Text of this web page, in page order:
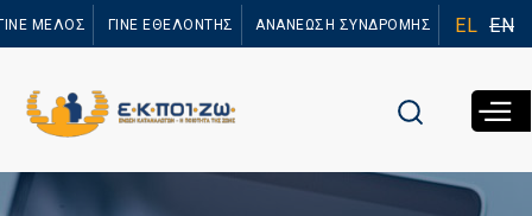
προς το
ΜΕΛΟΣ ΓΙΝΕ ΕΘΕΛΟΝΤΗΣ ΑΝΑΝΕΩΣΗ ΣΥΝΔΡΟΜΗΣ EL EN